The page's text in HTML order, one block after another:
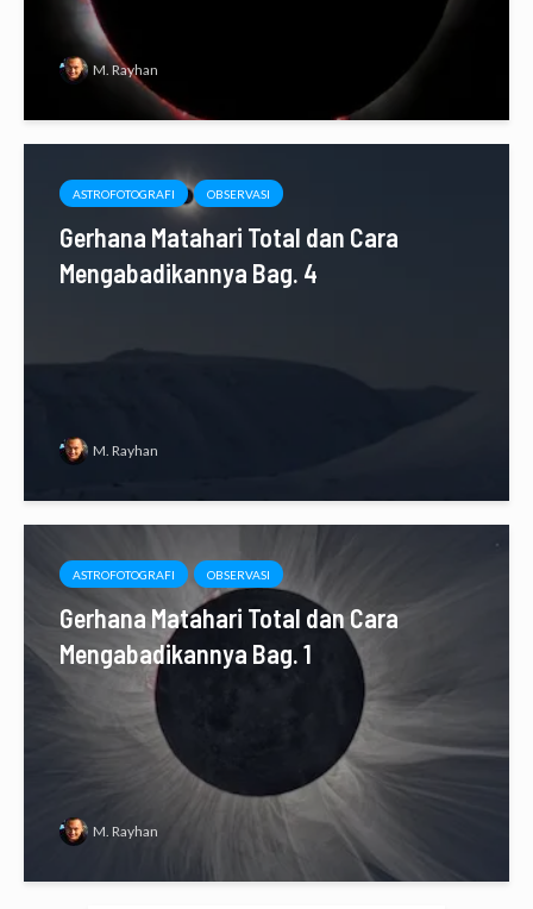
M. Rayhan
ASTROFOTOGRAFI OBSERVASI
Gerhana Matahari Total dan Cara
Mengabadikannya Bag. 4
M. Rayhan
ASTROFOTOGRAFI OBSERVASI
Gerhana Matahari Total dan Cara
Mengabadikannya Bag. 1
M. Rayhan